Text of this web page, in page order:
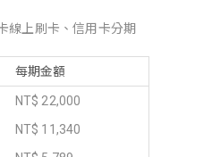
線上刷卡、信用卡分期
每期金額
NT$ 22,000
NT$ 11,340